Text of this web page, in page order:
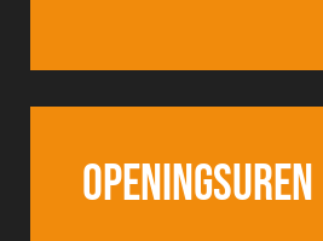
Openingsuren